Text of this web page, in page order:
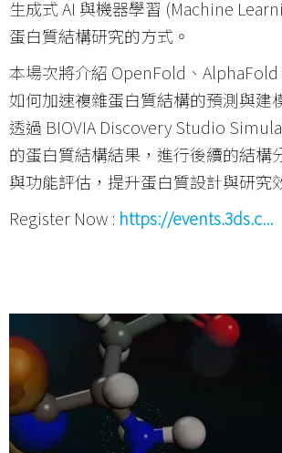
生成式 AI 與機器學習 (Machine
蛋白質結構研究的方式。
本場次將介紹 OpenFold、AlphaFold
如何加速複雜蛋白質結構的預測與建
透過 BIOVIA Discovery Studio
的蛋白質結構結果，進行後續的結構
與功能評估，提升蛋白質設計與研究
Register Now : https://events.3ds.c...